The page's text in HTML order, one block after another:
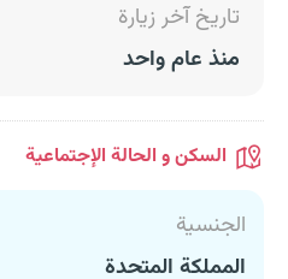
تاريخ آخر زيارة
منذ عام واحد
السكن و الحالة الإجتماعية
الجنسية
المملكة المتحدة